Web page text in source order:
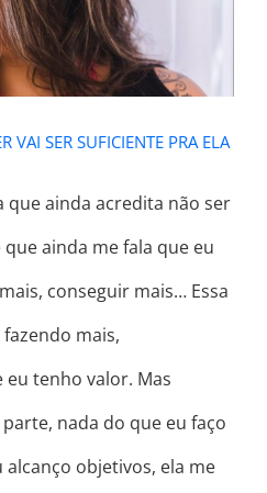
VAI SER SUFICIENTE PRA ELA
que ainda acredita não ser
ainda me fala que eu
conseguir mais… Essa
mais,
tenho valor. Mas
nada do que eu faço
objetivos, ela me